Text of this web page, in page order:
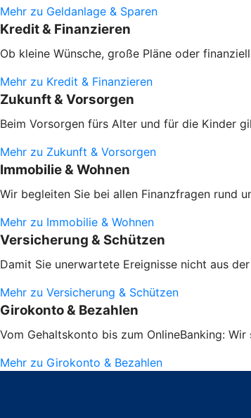
Mehr zu Geldanlage & Sparen
Kredit & Finanzieren
Ob kleine Wünsche, große Pläne oder
Mehr zu Kredit & Finanzieren
Zukunft & Vorsorgen
Beim Vorsorgen fürs Alter und für die Kinder
Mehr zu Zukunft & Vorsorgen
Immobilie & Wohnen
Wir begleiten Sie bei allen Finanzfragen rund
Mehr zu Immobilie & Wohnen
Versicherung & Schützen
Damit Sie unerwartete Ereignisse nicht aus
Mehr zu Versicherung & Schützen
Girokonto & Bezahlen
Vom Gehaltskonto bis zum OnlineBanking:
Mehr zu Girokonto & Bezahlen